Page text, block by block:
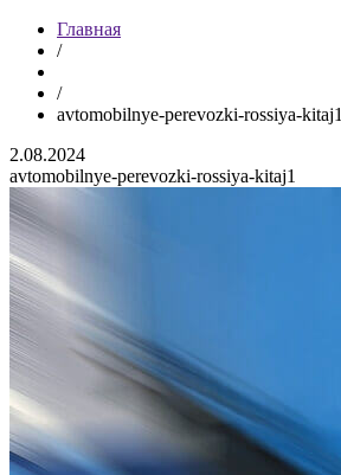
Главная
/
/
avtomobilnye-perevozki-rossiya-kitaj1
2.08.2024
avtomobilnye-perevozki-rossiya-kitaj1